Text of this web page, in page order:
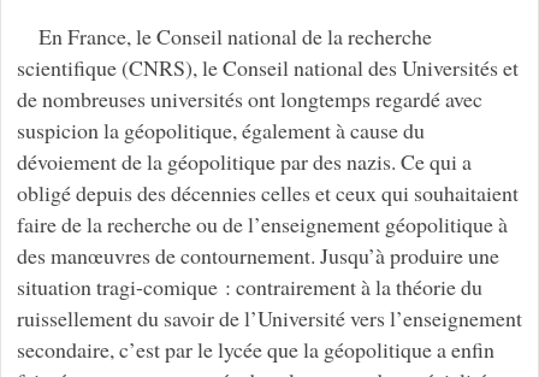
En France, le Conseil national de la recherche
scientifique (CNRS), le Conseil national des Universités et
de nombreuses universités ont longtemps regardé avec
suspicion la géopolitique, également à cause du
dévoiement de la géopolitique par des nazis. Ce qui a
obligé depuis des décennies celles et ceux qui souhaitaient
faire de la recherche ou de l’enseignement géopolitique à
des manœuvres de contournement. Jusqu’à produire une
situation tragi-comique : contrairement à la théorie du
ruissellement du savoir de l’Université vers l’enseignement
secondaire, c’est par le lycée que la géopolitique a enfin